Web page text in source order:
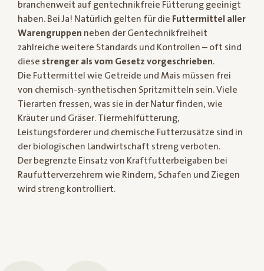
branchenweit auf gentechnikfreie Fütterung geeinigt
haben. Bei Ja! Natürlich gelten für die Futtermittel aller
Warengruppen neben der Gentechnikfreiheit
zahlreiche weitere Standards und Kontrollen – oft sind
diese strenger als vom Gesetz vorgeschrieben.
Die Futtermittel wie Getreide und Mais müssen frei
von chemisch-synthetischen Spritzmitteln sein. Viele
Tierarten fressen, was sie in der Natur finden, wie
Kräuter und Gräser. Tiermehlfütterung,
Leistungsförderer und chemische Futterzusätze sind in
der biologischen Landwirtschaft streng verboten.
Der begrenzte Einsatz von Kraftfutterbeigaben bei
Raufutterverzehrern wie Rindern, Schafen und Ziegen
wird streng kontrolliert.